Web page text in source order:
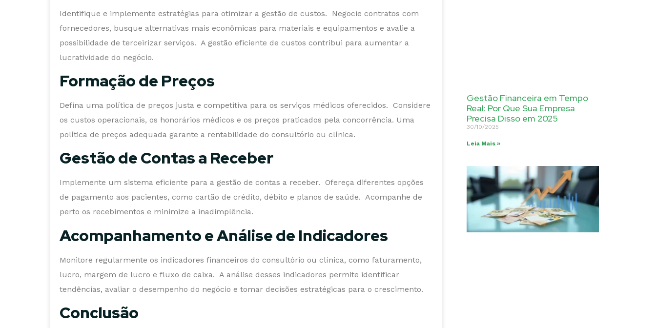
Identifique e implemente estratégias para otimizar a gestão de custos. Negocie contratos com
fornecedores, busque alternativas mais econômicas para materiais e equipamentos e avalie a
possibilidade de terceirizar serviços. A gestão eficiente de custos contribui para aumentar a
lucratividade do negócio.
Formação de Preços
Defina uma política de preços justa e competitiva para os serviços médicos oferecidos. Considere
os custos operacionais, os honorários médicos e os preços praticados pela concorrência. Uma
política de preços adequada garante a rentabilidade do consultório ou clínica.
Gestão de Contas a Receber
Implemente um sistema eficiente para a gestão de contas a receber. Ofereça diferentes opções
de pagamento aos pacientes, como cartão de crédito, débito e planos de saúde. Acompanhe de
perto os recebimentos e minimize a inadimplência.
Acompanhamento e Análise de Indicadores
Monitore regularmente os indicadores financeiros do consultório ou clínica, como faturamento,
lucro, margem de lucro e fluxo de caixa. A análise desses indicadores permite identificar
tendências, avaliar o desempenho do negócio e tomar decisões estratégicas para o crescimento.
Conclusão
Gestão Financeira em Tempo
Real: Por Que Sua Empresa
Precisa Disso em 2025
30/10/2025
Leia Mais »